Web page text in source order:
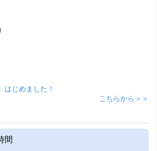
はじめました！
こちらから＞＞
間